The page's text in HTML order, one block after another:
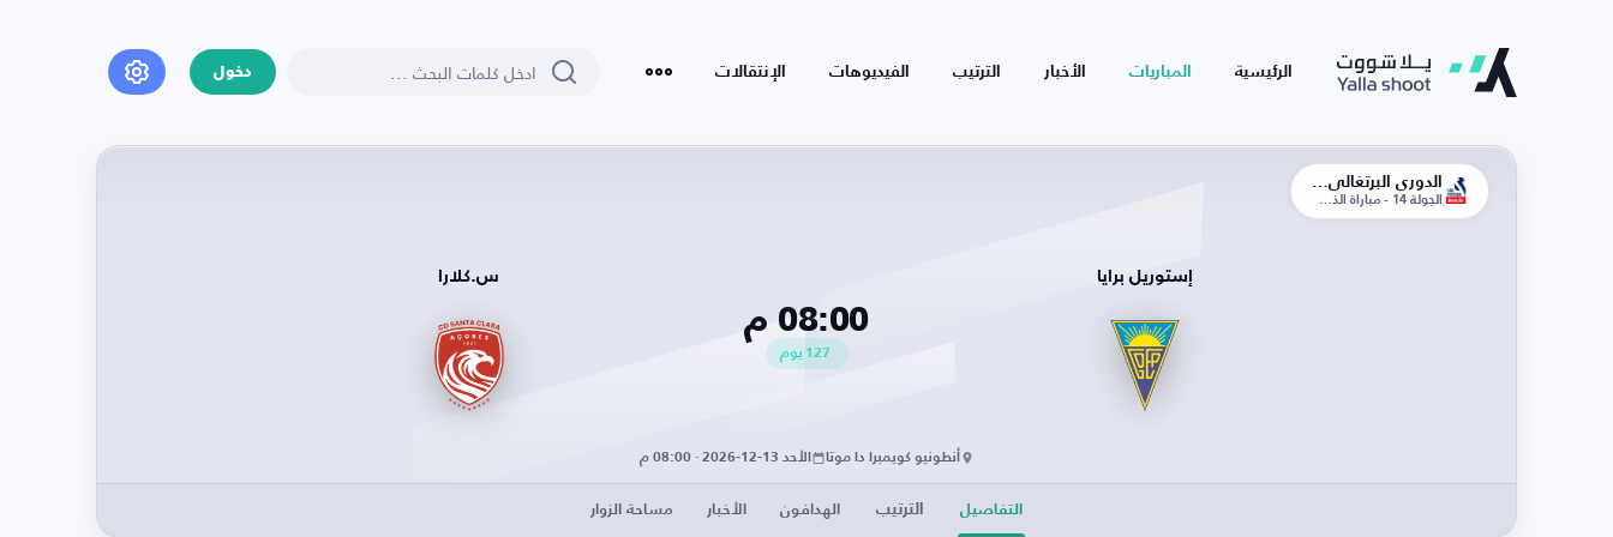
الرئيسية المباريات الأخبار الترتيب الفيديوهات الإنتقالات دخول
الجولة 14 - مباراة الذهاب
إستوريل برايا
08:00 م
127 يوم
س.كلارا
أنطونيو كويمبرا دا موتا الأحد 13-12-2026 · 08:00 م
التفاصيل الترتيب الهدافون الأخبار مساحة الزوار